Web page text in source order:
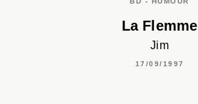
La Flemme
Jim
17/09/1997